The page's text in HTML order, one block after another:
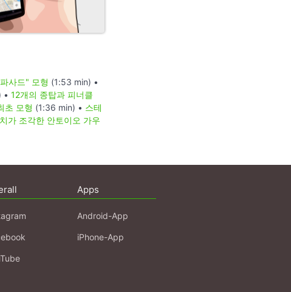
사드" 모형 (1:53 min) •
• 12개의 종탑과 피너클
초 모형 (1:36 min) • 스테
가 조각한 안토이오 가우
Apps
Android-App
iPhone-App